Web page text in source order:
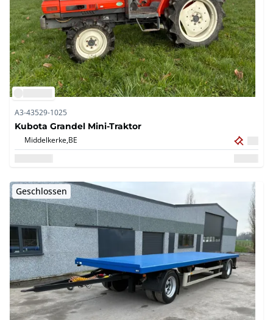
A3-43529-1025
Kubota Grandel Mini-Traktor
Middelkerke,BE
Geschlossen